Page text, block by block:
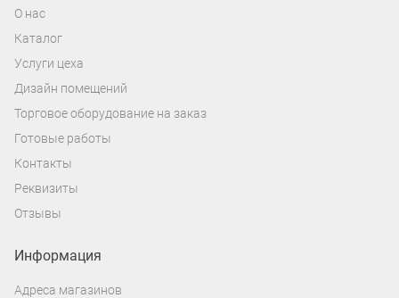
О нас
Каталог
Услуги цеха
Дизайн помещений
Торговое оборудование на заказ
Готовые работы
Контакты
Реквизиты
Отзывы
Информация
Адреса магазинов